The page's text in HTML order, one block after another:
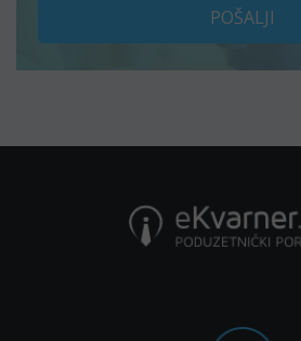
POŠALJI